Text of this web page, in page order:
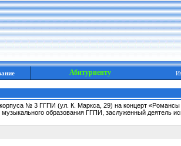
Абитуриенту
корпуса № 3 ГГПИ (ул. К. Маркса, 29) на концерт
образования ГГПИ, заслуженный деятель